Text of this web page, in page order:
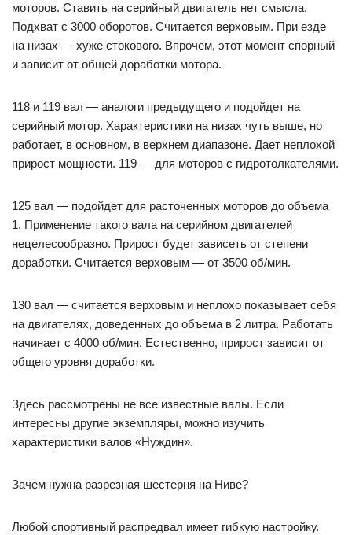
моторов. Ставить на серийный двигатель нет смысла.
Подхват с 3000 оборотов. Считается верховым. При езде
на низах — хуже стокового. Впрочем, этот момент спорный
и зависит от общей доработки мотора.
118 и 119 вал — аналоги предыдущего и подойдет на
серийный мотор. Характеристики на низах чуть выше, но
работает, в основном, в верхнем диапазоне. Дает неплохой
прирост мощности. 119 — для моторов с гидротолкателями.
125 вал — подойдет для расточенных моторов до объема
1. Применение такого вала на серийном двигателей
нецелесообразно. Прирост будет зависеть от степени
доработки. Считается верховым — от 3500 об/мин.
130 вал — считается верховым и неплохо показывает себя
на двигателях, доведенных до объема в 2 литра. Работать
начинает с 4000 об/мин. Естественно, прирост зависит от
общего уровня доработки.
Здесь рассмотрены не все известные валы. Если
интересны другие экземпляры, можно изучить
характеристики валов «Нуждин».
Зачем нужна разрезная шестерня на Ниве?
Любой спортивный распредвал имеет гибкую настройку.